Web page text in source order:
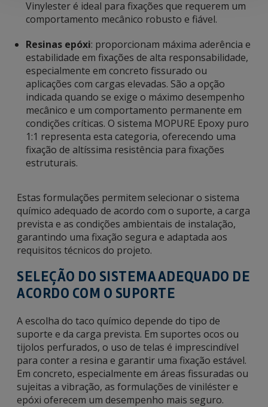
Vinylester é ideal para fixações que requerem um
comportamento mecânico robusto e fiável.
Resinas epóxi: proporcionam máxima aderência e
estabilidade em fixações de alta responsabilidade,
especialmente em concreto fissurado ou
aplicações com cargas elevadas. São a opção
indicada quando se exige o máximo desempenho
mecânico e um comportamento permanente em
condições críticas. O sistema MOPURE Epoxy puro
1:1 representa esta categoria, oferecendo uma
fixação de altíssima resistência para fixações
estruturais.
Estas formulações permitem selecionar o sistema
químico adequado de acordo com o suporte, a carga
prevista e as condições ambientais de instalação,
garantindo uma fixação segura e adaptada aos
requisitos técnicos do projeto.
SELEÇÃO DO SISTEMA ADEQUADO DE
ACORDO COM O SUPORTE
A escolha do taco químico depende do tipo de
suporte e da carga prevista. Em suportes ocos ou
tijolos perfurados, o uso de telas é imprescindível
para conter a resina e garantir uma fixação estável.
Em concreto, especialmente em áreas fissuradas ou
sujeitas a vibração, as formulações de viniléster e
epóxi oferecem um desempenho mais seguro.